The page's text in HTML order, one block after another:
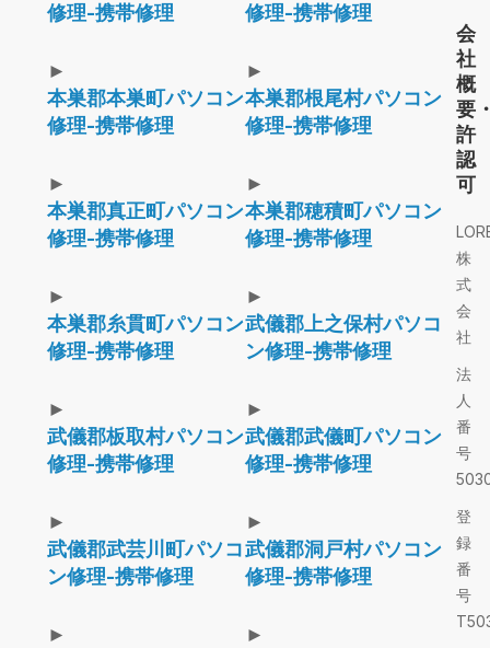
修理-携帯修理
修理-携帯修理
►
本巣郡本巣町パソコン
修理-携帯修理
►
本巣郡根尾村パソコン
修理-携帯修理
►
本巣郡真正町パソコン
修理-携帯修理
►
本巣郡穂積町パソコン
修理-携帯修理
►
本巣郡糸貫町パソコン
修理-携帯修理
►
武儀郡上之保村パソコ
ン修理-携帯修理
►
武儀郡板取村パソコン
修理-携帯修理
►
武儀郡武儀町パソコン
修理-携帯修理
►
武儀郡武芸川町パソコ
ン修理-携帯修理
►
武儀郡洞戸村パソコン
修理-携帯修理
►
►
会
社
概
要
許
認
可
株
式
会
社
法
人
番
号
登
録
番
号